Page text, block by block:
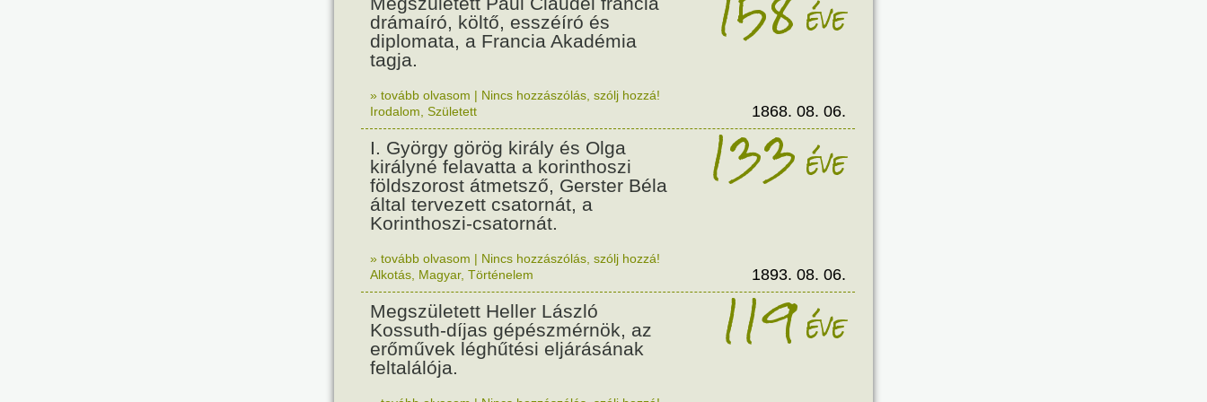
drámaíró, költő, esszéíró és
diplomata, a Francia Akadémia
tagja.
éve
» tovább olvasom | Nincs hozzászólás, szólj hozzá!
Irodalom Született 1868. 08. 06.
I. György görög király és Olga
királyné felavatta a korinthoszi
földszorost átmetsző, Gerster Béla
által tervezett csatornát, a
Korinthoszi-csatornát.
133éve
» tovább olvasom | Nincs hozzászólás, szólj hozzá!
Alkotás Magyar, Történelem 1893. 08. 06.
Megszületett Heller László
Kossuth-díjas gépészmérnök, az
erőművek léghűtési eljárásának
feltalálója.
119éve